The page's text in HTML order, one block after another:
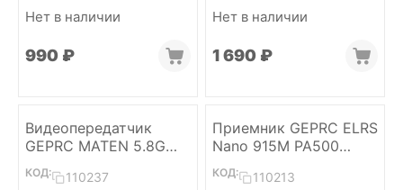
Нет в наличии
‍990‍ ₽
Нет в наличии
1 690 ₽
Видеопередатчик
GEPRC MATEN 5.8G
5W VTX PRO
КОД: 110237
Приемник GEPRC ELRS
Nano 915M PA500
(ELRS 915)
КОД: 110213